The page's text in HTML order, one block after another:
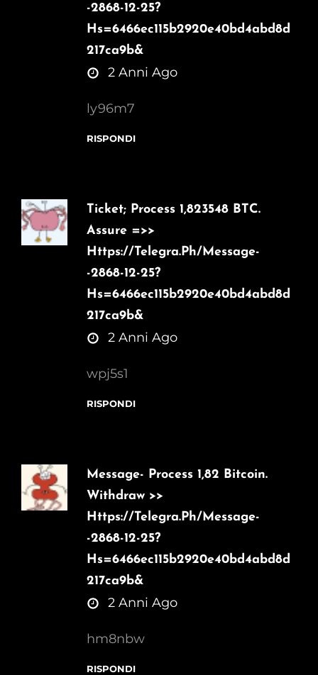
-2868-12-25?
Hs=6466ec115b2920e40bd4abd8d
217ca9b&
says:2 Anni Ago
ly96m7
RISPONDI
Ticket; Process 1,823548 BTC.
Assure =>>
Https://telegra.ph/Message-
-2868-12-25?
Hs=6466ec115b2920e40bd4abd8d
217ca9b&
says:2 Anni Ago
wpj5s1
RISPONDI
Message- Process 1,82 Bitcoin.
Withdraw >>
Https://telegra.ph/Message-
-2868-12-25?
Hs=6466ec115b2920e40bd4abd8d
217ca9b&
says:2 Anni Ago
hm8nbw
RISPONDI